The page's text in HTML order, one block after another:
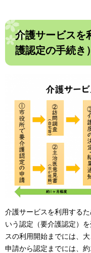
介護サービスを
護認定の手続き）
介護サービスを利用する
いう認定（要介護認定）
スの利用開始までには、
申請から認定までには、約